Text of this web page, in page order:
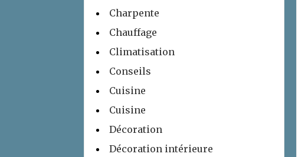
Charpente
Chauffage
Climatisation
Conseils
Cuisine
Cuisine
Décoration
Décoration intérieure